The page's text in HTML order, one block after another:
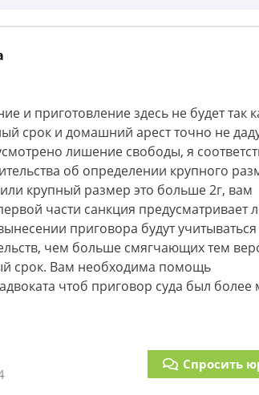
и приготовление здесь не будет так
срок и домашний арест точно не
лишение свободы, я
об определении крупного
крупный размер это больше 2г, вам
части санкция предусматривает
приговора будут учитываться
чем больше смягчающих тем
срок. Вам необходима помощь
чтоб приговор суда был более
Спросить